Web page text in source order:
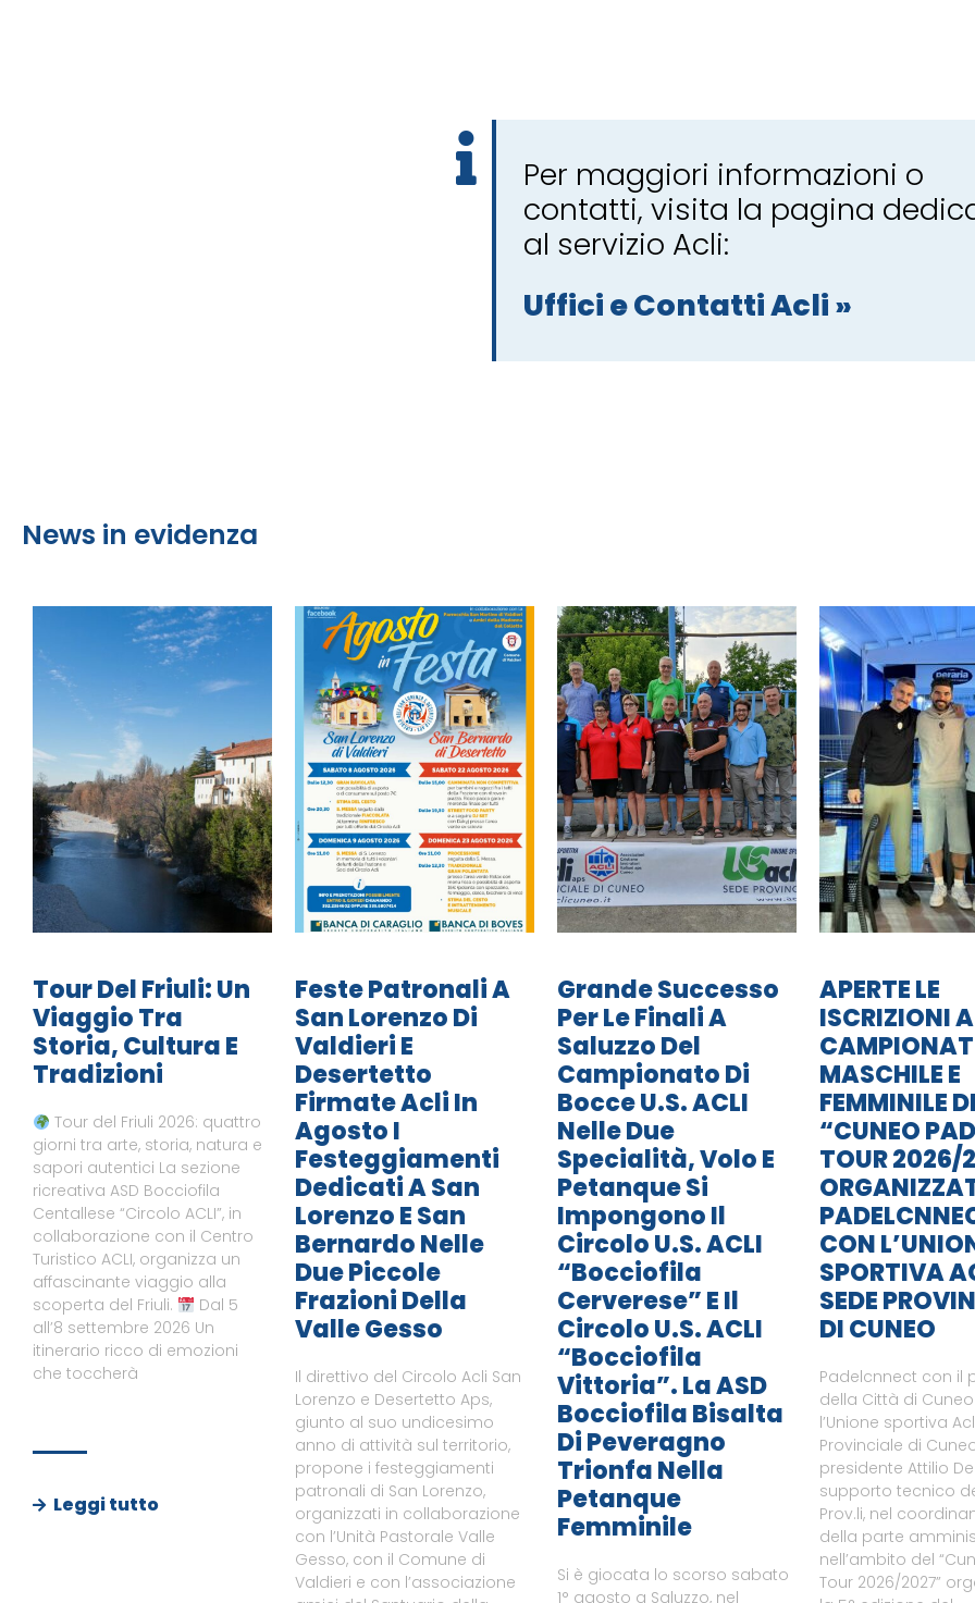
Per maggiori informazioni o
contatti, visita la pagina
al servizio Acli:
Uffici e Contatti Acli »
News in evidenza
Tour Del Friuli: Un
Viaggio Tra
Storia, Cultura E
Tradizioni
Tour del Friuli 2026: quattro
giorni tra arte, storia, natura e
sapori autentici La sezione
ricreativa ASD Bocciofila
Centallese “Circolo ACLI”, in
collaborazione con il Centro
Turistico ACLI, organizza un
affascinante viaggio alla
scoperta del Friuli.
Dal 5
all’8 settembre 2026 Un
itinerario ricco di emozioni
che toccherà
Leggi tutto
Feste Patronali A
San Lorenzo Di
Valdieri E
Desertetto
Firmate Acli In
Agosto I
Festeggiamenti
Dedicati A San
Lorenzo E San
Bernardo Nelle
Due Piccole
Frazioni Della
Valle Gesso
Il direttivo del Circolo Acli San
Lorenzo e Desertetto Aps,
giunto al suo undicesimo
anno di attività sul territorio,
propone i festeggiamenti
patronali di San Lorenzo,
organizzati in collaborazione
con l’Unità Pastorale Valle
Gesso, con il Comune di
Valdieri e con l’associazione
Grande Successo
Per Le Finali A
Saluzzo Del
Campionato Di
Bocce U.S. ACLI
Nelle Due
Specialità, Volo E
Petanque Si
Impongono Il
Circolo U.S. ACLI
“Bocciofila
Cerverese” E Il
Circolo U.S. ACLI
“Bocciofila
Vittoria”. La ASD
Bocciofila Bisalta
Di Peveragno
Trionfa Nella
Petanque
Femminile
Si è giocata lo scorso sabato
1° agosto a Saluzzo, nel
APERTE LE
ISCRIZIONI
MASCHILE E
FEMMINILE
“CUNEO
TOUR 2026/
CON
SPORTIVA
SEDE
DI CUNEO
Padelcnnect con il
della Città di
l’Unione sportiva
Provinciale di
presidente Attilio
supporto tecnico
Prov.li, nel
della parte
nell’ambito del
Tour 2026/2027”